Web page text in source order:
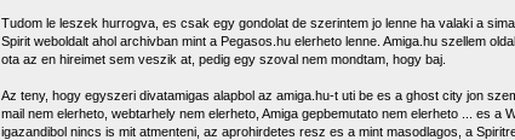
Tudom le leszek hurrogva, es csak egy gondolat de szerintem jo lenne ha valaki a
Spirit weboldalt ahol archivban mint a Pegasos.hu elerheto lenne. Amiga.hu szellem
ota az en hireimet sem veszik at, pedig egy szoval nem mondtam, hogy baj.
Az teny, hogy egyszeri divatamigas alapbol az amiga.hu-t uti be es a ghost city jon
mail nem elerheto, webtarhely nem elerheto, Amiga gepbemutato nem elerheto ... es a
igazandibol nincs is mit atmenteni, az aprohirdetes resz es a mint masodlagos, a